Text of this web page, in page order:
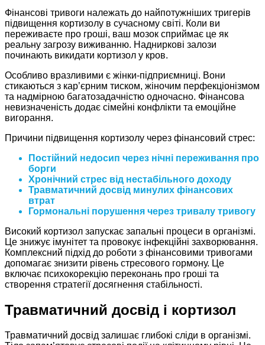
Фінансові тривоги належать до найпотужніших тригерів
підвищення кортизолу в сучасному світі. Коли ви
переживаєте про гроші, ваш мозок сприймає це як
реальну загрозу виживанню. Надниркові залози
починають викидати кортизол у кров.
Особливо вразливими є жінки-підприємниці. Вони
стикаються з кар’єрним тиском, жіночим перфекціонізмом
та надмірною багатозадачністю одночасно. Фінансова
невизначеність додає сімейні конфлікти та емоційне
вигорання.
Причини підвищення кортизолу через фінансовий стрес:
Постійний недосип через нічні переживання про
борги
Хронічний стрес від нестабільного доходу
Травматичний досвід минулих фінансових
втрат
Гормональні порушення через тривалу тривогу
Високий кортизол запускає запальні процеси в організмі.
Це знижує імунітет та провокує інфекційні захворювання.
Комплексний підхід до роботи з фінансовими тривогами
допомагає знизити рівень стресового гормону. Це
включає психокорекцію переконань про гроші та
створення стратегії досягнення стабільності.
Травматичний досвід і кортизол
Травматичний досвід залишає глибокі сліди в організмі.